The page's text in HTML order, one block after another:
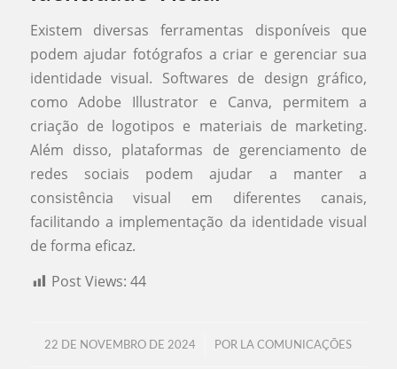
Existem diversas ferramentas disponíveis que
podem ajudar fotógrafos a criar e gerenciar sua
identidade visual. Softwares de design gráfico,
como Adobe Illustrator e Canva, permitem a
criação de logotipos e materiais de marketing.
Além disso, plataformas de gerenciamento de
redes sociais podem ajudar a manter a
consistência visual em diferentes canais,
facilitando a implementação da identidade visual
de forma eficaz.
Post Views: 44
22 DE NOVEMBRO DE 2024
/ POR LA COMUNICAÇÕES